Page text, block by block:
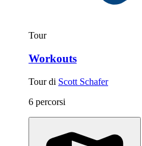
Tour
Workouts
Tour di Scott Schafer
6 percorsi